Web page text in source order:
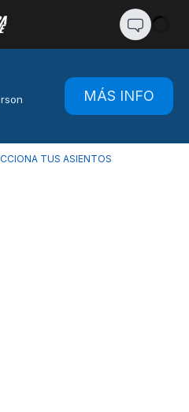
MÁS INFO
TUS ASIENTOS